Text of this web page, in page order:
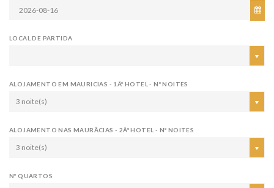
LOCAL DE PARTIDA
ALOJAMENTO EM MAURICIAS - 1Âº HOTEL - Nº NOITES
3 noite(s)
ALOJAMENTO NAS MAURÃ­CIAS - 2Âº HOTEL - Nº NOITES
3 noite(s)
Nº QUARTOS